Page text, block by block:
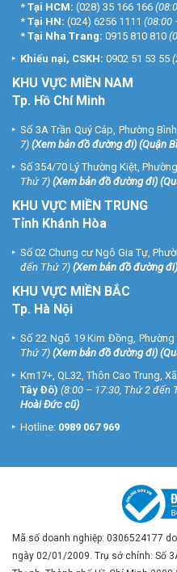
* Tại HCM: (028) 35 166 166
* Tại HN: (024) 6256 1111 (08:00
* Tại Nha Trang: 0915 810 810
Khiếu nại, CSKH: 0902 51 53 55
KHU VỰC MIỀN NAM
Tp. Hồ Chí Minh
Số 3A Trần Quý Cáp, Phường
7) (Xem bản đồ đường đi) (Quận
Số 354/70 Lý Thường Kiệt,
Thứ 7) (Xem bản đồ đường đi)
KHU VỰC MIỀN TRUNG
Tỉnh Khánh Hòa
Số 02 Chung cư Ngô Gia Tự,
đến Thứ 7) (Xem bản đồ đường đi
KHU VỰC MIỀN BẮC
Tp. Hà Nội
Số 22 Ngõ 19 Kim Đồng,
Thứ 7) (Xem bản đồ đường đi)
Km17+, QL32, Thôn Cao Trung,
Tây Đô) (8:00 – 17:30, Thứ 2 đến
Hoài Đức cũ)
Hotline: 0989 067 969
Mã số doanh nghiệp: 0306524177
ngày 02/01/2009. Trụ sở chính: Số